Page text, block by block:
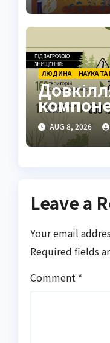
ЛЮДИНА НАУКА
житті
AUG 8, 2026
Leave a
Your email
Required fields
Comment *